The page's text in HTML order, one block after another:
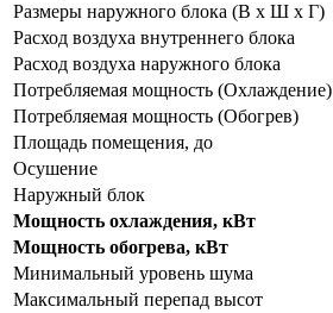
Размеры наружного блока (В х Ш х Г)
Расход воздуха внутреннего блока
Расход воздуха наружного блока
Потребляемая мощность (Охлаждение)
Потребляемая мощность (Обогрев)
Площадь помещения, до
Осушение
Наружный блок
Мощность охлаждения, кВт
Мощность обогрева, кВт
Минимальный уровень шума
Максимальный перепад высот